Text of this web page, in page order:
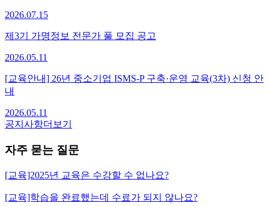
2026.07.15
제3기 가명정보 전문가 풀 모집 공고
2026.05.11
[교육안내] 26년 중소기업 ISMS-P 구축·운영 교육(3차) 신청 안
내
2026.05.11
공지사항더보기
자주 묻는 질문
[교육]2025년 교육은 수강할 수 없나요?
[교육]학습을 완료했는데 수료가 되지 않나요?